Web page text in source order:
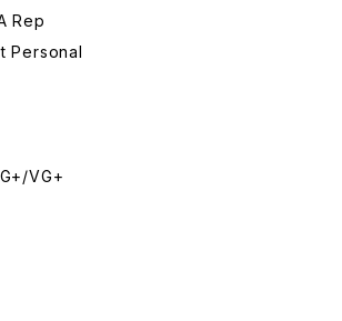
Rep
Personal
VG+